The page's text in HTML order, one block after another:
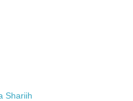
Shariih